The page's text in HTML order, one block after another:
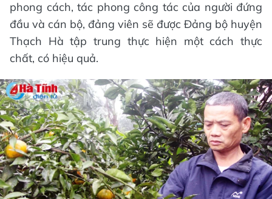
phong cách, tác phong công tác của người đứng
đầu và cán bộ, đảng viên sẽ được Đảng bộ huyện
Thạch Hà tập trung thực hiện một cách thực
chất, có hiệu quả.